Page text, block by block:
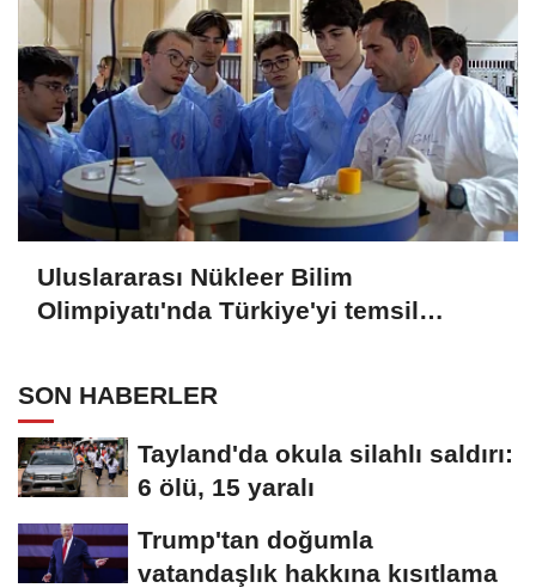
Uluslararası Nükleer Bilim
Olimpiyatı'nda Türkiye'yi temsil
SON HABERLER
Tayland'da okula silahlı saldırı:
6 ölü, 15 yaralı
Trump'tan doğumla
vatandaşlık hakkına kısıtlama